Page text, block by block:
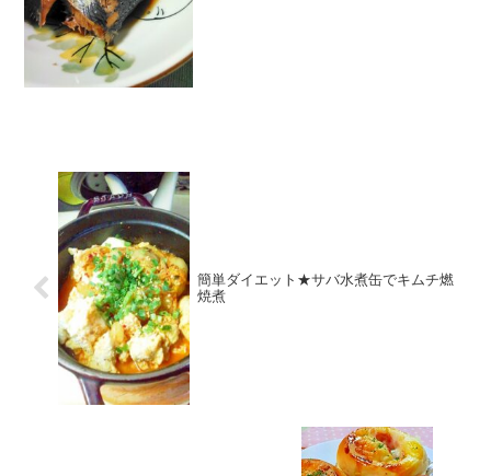
簡単ダイエット★サバ水煮缶でキムチ燃
焼煮